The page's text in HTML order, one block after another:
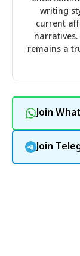
writing
current
remains a
Join
Join